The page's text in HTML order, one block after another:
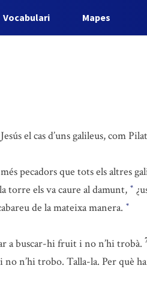
Vocabulari Mapes
el cas d’uns galileus, com
pecadors que tots els altres
torre els va caure al damunt, *
de la mateixa manera. *
a buscar-hi fruit i no n’hi trobà.
n’hi trobo. Talla-la. Per què